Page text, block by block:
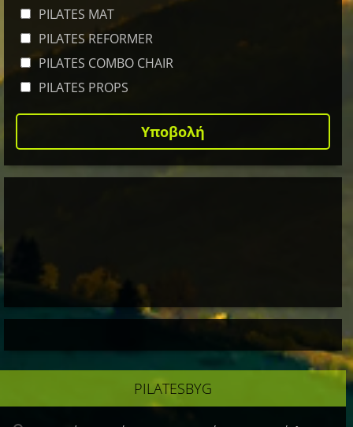
PILATES MAT
PILATES REFORMER
PILATES COMBO CHAIR
PILATES PROPS
ΡILATESBYG